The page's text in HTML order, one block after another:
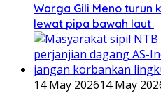
Warga Gili Meno turun
lewat pipa bawah laut
14 May 202614 May